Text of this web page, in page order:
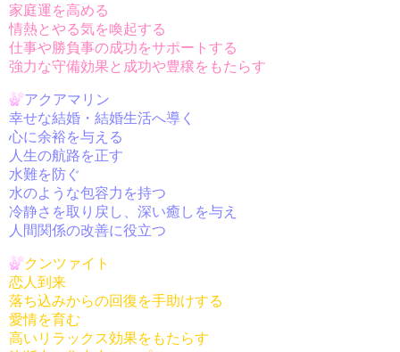
家庭運を高める
情熱とやる気を喚起する
仕事や勝負事の成功をサポートする
強力な守備効果と成功や豊穣をもたらす
アクアマリン
幸せな結婚・結婚生活へ導く
心に余裕を与える
人生の航路を正す
水難を防ぐ
水のような包容力を持つ
冷静さを取り戻し、深い癒しを与え
人間関係の改善に役立つ
クンツァイト
恋人到来
落ち込みからの回復を手助けする
愛情を育む
高いリラックス効果をもたらす